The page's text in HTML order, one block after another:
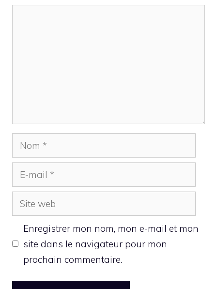
Nom
mail
Site
web
Enregistrer mon nom, mon e-mail et mon
site dans le navigateur pour mon
prochain commentaire.